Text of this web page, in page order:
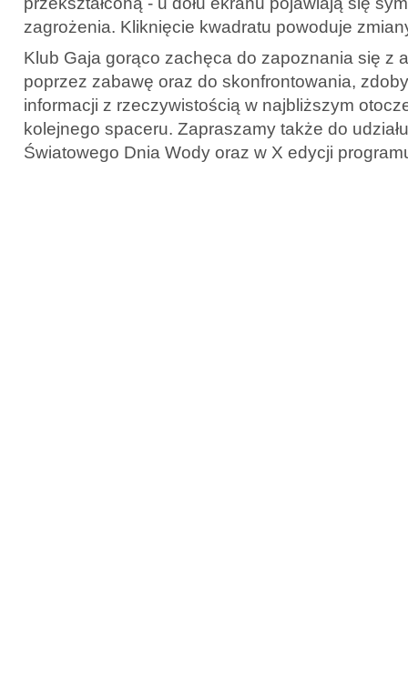
zagrożenia. Kliknięcie kwadratu powoduje
Klub Gaja gorąco zachęca do zapoznania się z
poprzez zabawę oraz do skonfrontowania,
informacji z rzeczywistością w najbliższym
kolejnego spaceru. Zapraszamy także do
Światowego Dnia Wody oraz w X edycji